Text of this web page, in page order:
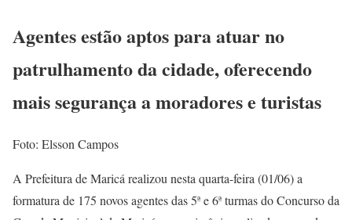
Agentes estão aptos para atuar no
patrulhamento da cidade, oferecendo
mais segurança a moradores e turistas
Foto: Elsson Campos
A Prefeitura de Maricá realizou nesta quarta-feira (01/06) a
formatura de 175 novos agentes das 5ª e 6ª turmas do Concurso da